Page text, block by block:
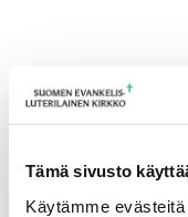
Tämä sivusto
Käytämme